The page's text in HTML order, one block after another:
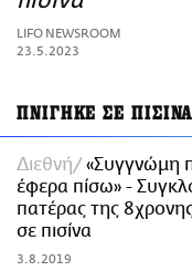
ΑΜΠΑ
PRINT
LIFO NEWSROOM
23.5.2023
ΠΝΙΓΗΚΕ ΣΕ ΠΙΣΙΝΑ
Διεθνή
«Συγγνώμη
έφερα πίσω» -
πατέρας της
σε πισίνα
3.8.2019